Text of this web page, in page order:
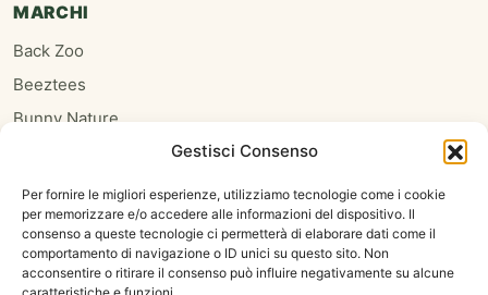
Gestisci Consenso
Per fornire le migliori esperienze, utilizziamo tecnologie come i cookie
per memorizzare e/o accedere alle informazioni del dispositivo. Il
consenso a queste tecnologie ci permetterà di elaborare dati come il
comportamento di navigazione o ID unici su questo sito. Non
acconsentire o ritirare il consenso può influire negativamente su alcune
MARCHI
Back Zoo
Beeztees
Bunny Nature
Hari
Homefriends
Hugro
Jrfarm